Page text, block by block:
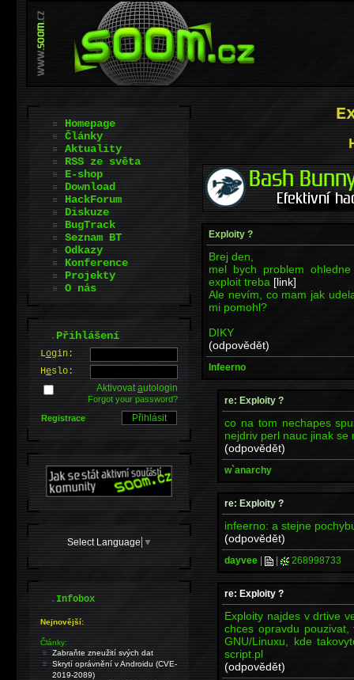
Exploity ?
Brej den,
mel bych problem
exploit treba [link]
Ale nevím, co mam jak
mi pomohl?
DIKY
(odpovědět)
Infeerno
re: Exploity ?
co na tom nechapes
nejdriv perl nauc jinak se
(odpovědět)
w`anarchy
re: Exploity ?
infeerno: a stejne
(odpovědět)
dayvee | | 268998733
re: Exploity ?
Exploity najdes v drtive
chces opravdu
GNU/Linuxu, kde
script.pl
(odpovědět)
Homepage
Články
Aktuality
RSS ze světa
E-shop
Download
HackForum
Diskuze
BugTrack
Seznam BT
Odkazy
Konference
Projekty
O nás
.Přihlášení
Login:
Heslo:
Aktivovatautologin
Forgot your password?
Registrace
Select Language ▼
.Infobox
Nejnovější:
Články:
Zabraňte zneužití svých dat
Skrytí oprávnění v Androidu (CVE-
2019-2089)